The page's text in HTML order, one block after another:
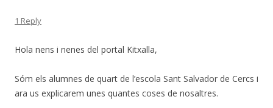
1 Reply
Hola nens i nenes del portal Kitxalla,
Sóm els alumnes de quart de l’escola Sant Salvador de Cercs i
ara us explicarem unes quantes coses de nosaltres.